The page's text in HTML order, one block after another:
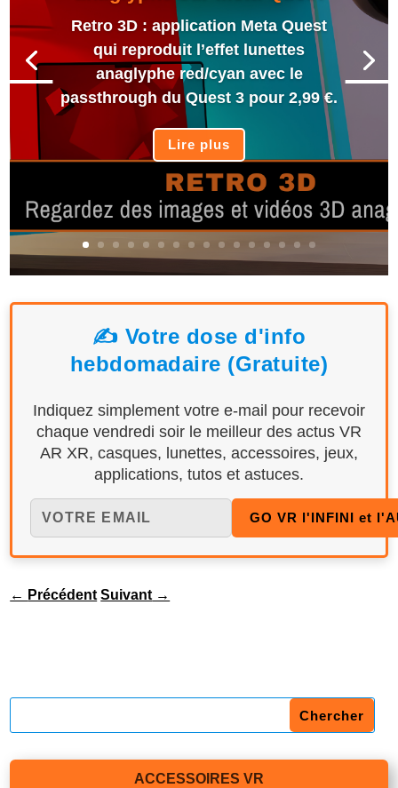
Retro 3D : application Meta Quest
qui reproduit l’effet lunettes
anaglyphe red/cyan avec le
passthrough du Quest 3 pour 2,99 €.
Lire plus
✍️ Votre dose d'info
hebdomadaire (Gratuite)
Indiquez simplement votre e-mail pour recevoir
chaque vendredi soir le meilleur des actus VR
AR XR, casques, lunettes, accessoires, jeux,
applications, tutos et astuces.
← Précédent Suivant →
ACCESSOIRES VR